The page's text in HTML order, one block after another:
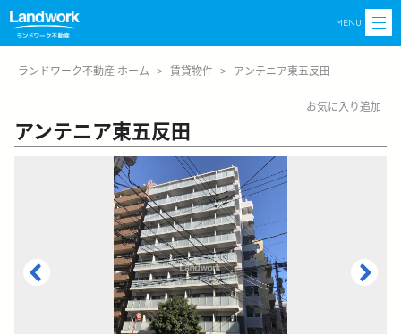
MENU
ランドワーク不動産 ホーム > 賃貸物件 > アンテニア東五反田
お気に入り追加
アンテニア東五反田